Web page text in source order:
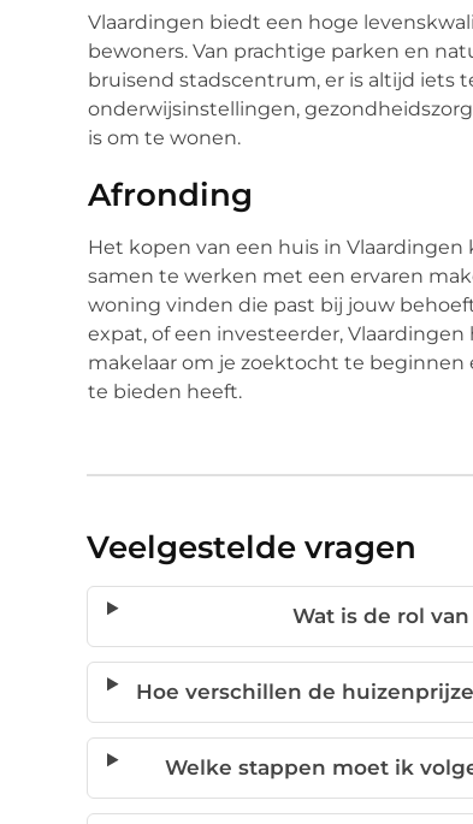
Vlaardingen biedt een hoge
bewoners. Van prachtige parken en
bruisend stadscentrum, er is altijd iets
onderwijsinstellingen,
is om te wonen.
Afronding
Het kopen van een huis in
samen te werken met een ervaren
woning vinden die past bij jouw
expat, of een investeerder,
makelaar om je zoektocht te
te bieden heeft.
Veelgestelde vragen
Wat is de rol
Hoe verschillen de
Welke stappen moet ik